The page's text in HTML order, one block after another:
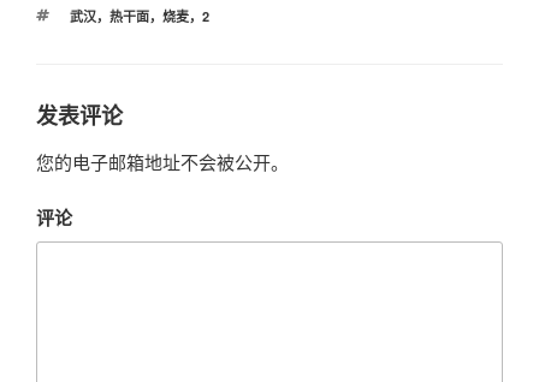
标
武汉，热干面，烧麦，2
发表评论
您的电子邮箱地址不会被公开。
评论